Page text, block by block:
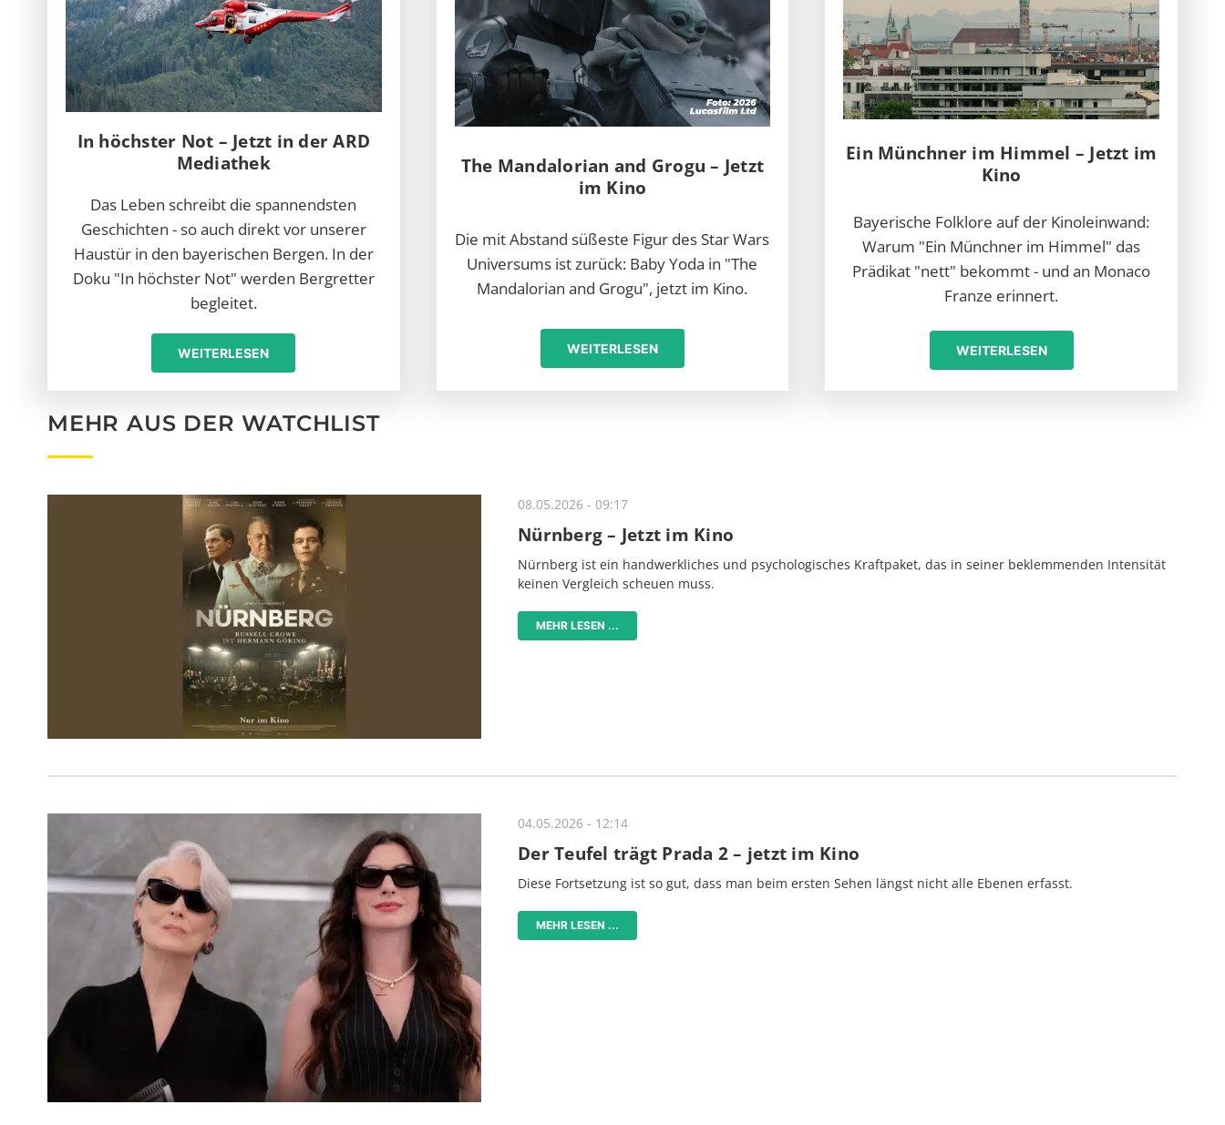
In höchster Not – Jetzt in der ARD
Mediathek
Das Leben schreibt die spannendsten
Geschichten - so auch direkt vor unserer
Haustür in den bayerischen Bergen. In der
Doku "In höchster Not" werden Bergretter
begleitet.
WEITERLESEN
The Mandalorian and Grogu – Jetzt
im Kino
Die mit Abstand süßeste Figur des Star Wars
Universums ist zurück: Baby Yoda in "The
Mandalorian and Grogu", jetzt im Kino.
WEITERLESEN
Ein Münchner im Himmel – Jetzt im
Kino
Bayerische Folklore auf der Kinoleinwand:
Warum "Ein Münchner im Himmel" das
Prädikat "nett" bekommt - und an Monaco
Franze erinnert.
WEITERLESEN
MEHR AUS DER WATCHLIST
08.05.2026 - 09:17
Nürnberg – Jetzt im Kino
Nürnberg ist ein handwerkliches und psychologisches Kraftpaket, das in seiner beklemmenden Intensität
keinen Vergleich scheuen muss.
MEHR LESEN ...
04.05.2026 - 12:14
Der Teufel trägt Prada 2 – jetzt im Kino
Diese Fortsetzung ist so gut, dass man beim ersten Sehen längst nicht alle Ebenen erfasst.
MEHR LESEN ...